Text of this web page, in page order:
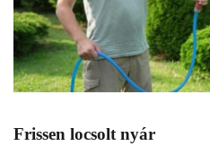
Frissen locsolt nyár